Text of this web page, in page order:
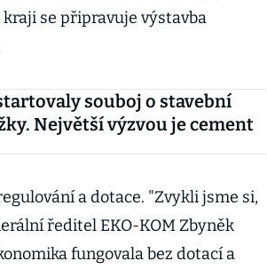
se připravuje výstavba
souboj o stavební
Největší výzvou je cement
a dotace. "Zvykli jsme si,
ředitel EKO-KOM Zbyněk
fungovala bez dotací a